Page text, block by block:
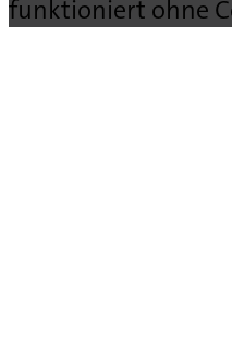
funktioniert ohne